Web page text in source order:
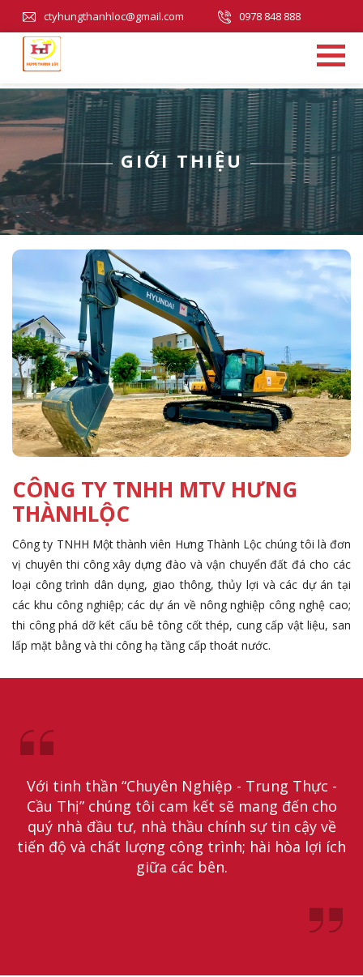
ctyhungthanhloc@gmail.com 0978 848 888
GIỚI THIỆU
CÔNG TY TNHH MTV HƯNG
THÀNHLỘC
Công ty TNHH Một thành viên Hưng Thành Lộc chúng tôi là đơn
vị chuyên thi công xây dựng đào và vận chuyển đất đá cho các
loại công trình dân dụng, giao thông, thủy lợi và các dự án tại
các khu công nghiệp; các dự án về nông nghiệp công nghệ cao;
thi công phá dỡ kết cấu bê tông cốt thép, cung cấp vật liệu, san
lấp mặt bằng và thi công hạ tầng cấp thoát nước.
Với tinh thần “Chuyên Nghiệp - Trung Thực -
Cầu Thị” chúng tôi cam kết sẽ mang đến cho
quý nhà đầu tư, nhà thầu chính sự tin cậy về
tiến độ và chất lượng công trình; hài hòa lợi ích
giữa các bên.